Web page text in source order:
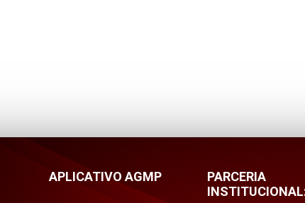
APLICATIVO AGMP
PARCERIA